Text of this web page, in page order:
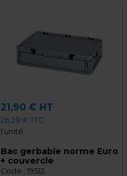
21,90 € HT
26,28 € TTC
l'unité
Bac gerbable norme Euro
+ couvercle
Code : 19512